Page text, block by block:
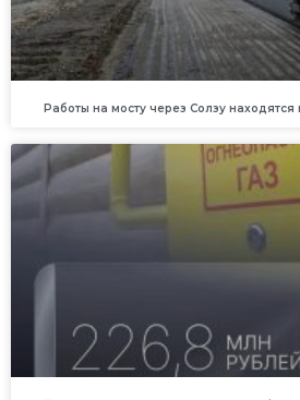
Работы на мосту через Солзу